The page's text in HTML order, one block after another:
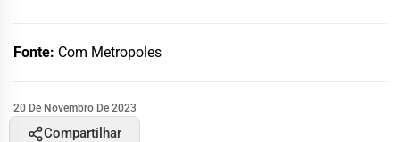
Fonte: Com Metropoles
20 De Novembro De 2023
Compartilhar